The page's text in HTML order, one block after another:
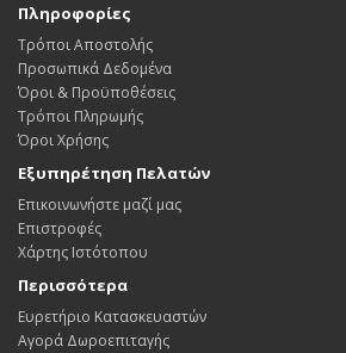
Πληροφορίες
Τρόποι Αποστολής
Προσωπικά Δεδομένα
Όροι & Προϋποθέσεις
Τρόποι Πληρωμής
Όροι Χρήσης
Εξυπηρέτηση Πελατών
Επικοινωνήστε μαζί μας
Επιστροφές
Χάρτης Ιστότοπου
Περισσότερα
Ευρετήριο Κατασκευαστών
Αγορά Δωροεπιταγής